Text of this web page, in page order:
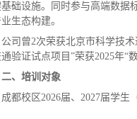
础设施。同时参与高端数据
生态构建。
公司曾2次荣获北京市科学技
验证试点项目”荣获2025年“
二、培训对象
成都校区2026届、2027届学